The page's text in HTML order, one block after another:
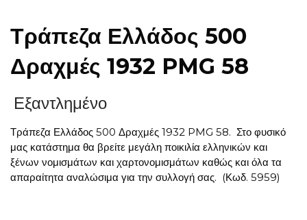
Τράπεζα Ελλάδος 500
Δραχμές 1932 PMG 58
Εξαντλημένο
Τράπεζα Ελλάδος 500 Δραχμές 1932 PMG 58. Στο φυσικό
μας κατάστημα θα βρείτε μεγάλη ποικιλία ελληνικών και
ξένων νομισμάτων και χαρτονομισμάτων καθώς και όλα τα
απαραίτητα αναλώσιμα για την συλλογή σας. (Κωδ. 5959)